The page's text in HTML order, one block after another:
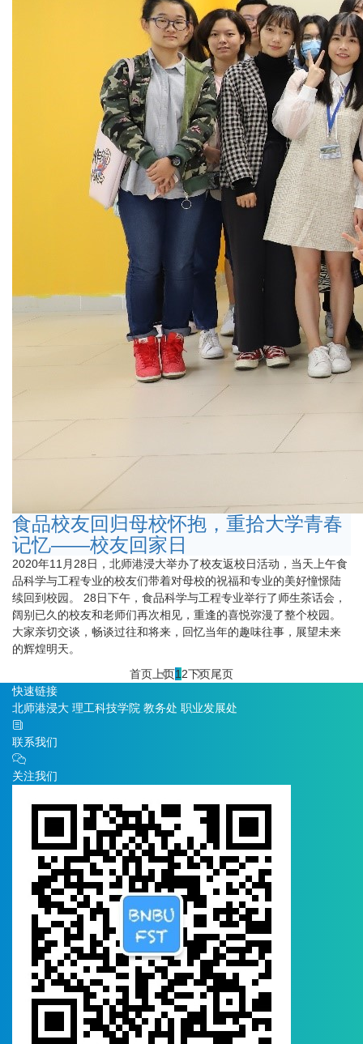
食品校友回归母校怀抱，重拾大学青春
记忆——校友回家日
2020年11月28日，北师港浸大举办了校友返校日活动，当天上午食
品科学与工程专业的校友们带着对母校的祝福和专业的美好憧憬陆
续回到校园。 28日下午，食品科学与工程专业举行了师生茶话会，
阔别已久的校友和老师们再次相见，重逢的喜悦弥漫了整个校园。
大家亲切交谈，畅谈过往和将来，回忆当年的趣味往事，展望未来
的辉煌明天。
首页 上页1 2下页尾页
快速链接
北师港浸大 理工科技学院 教务处 职业发展处
联系我们
关注我们